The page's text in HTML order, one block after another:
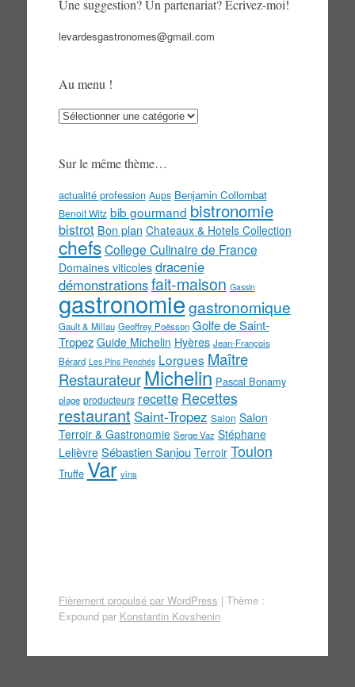
Une suggestion? Un partenariat? Ecrivez-moi!
levardesgastronomes@gmail.com
Au menu !
Au
Sur le même thème…
actualité profession Aups Benjamin Collombat
Benoit Witz bib gourmand bistronomie
bistrot Bon plan Chateaux & Hotels Collection
chefs College Culinaire de France
Domaines viticoles dracenie
démonstrationsfait-maison Gassin
gastronomiegastronomique
Gault & Millau Geoffrey Poësson Golfe de Saint-
Tropez Guide Michelin Hyères Jean-François
Bérard Les Pins Penchés Lorgues Maître
Restaurateur Michelin Pascal Bonamy
plage producteurs recette Recettes
restaurant Saint-Tropez Salon Salon
Terroir & Gastronomie Serge Vaz Stéphane
Lelièvre Sébastien Sanjou Terroir Toulon
Truffe Var vins
Fièrement propulsé par WordPress | Thème :
Expound par Konstantin Kovshenin